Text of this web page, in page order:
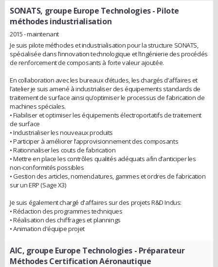
SONATS, groupe Europe Technologies- Pilote
méthodes industrialisation
2015 - maintenant
Je suis pilote méthodes et industrialisation pour la structure SONATS,
spécialisée dans l’innovation technologique et l’ingénierie des procédés
de renforcement de composants à forte valeur ajoutée.
En collaboration avec les bureaux d’études, les chargés d’affaires et
l’atelier je suis amené à industrialiser des équipements standards de
traitement de surface ainsi qu’optimiser le processus de fabrication de
machines spéciales.
• Fiabiliser et optimiser les équipements électroportatifs de traitement
de surface
• Industrialiser les nouveaux produits
• Participer à améliorer l’approvisionnement des composants
• Rationnaliser les couts de fabrication
• Mettre en place les contrôles qualités adéquats afin d’anticiper les
non-conformités possibles
• Gestion des articles, nomenclatures, gammes et ordres de fabrication
sur un ERP (Sage X3)
Je suis également chargé d'affaires sur des projets R&D Indus:
• Rédaction des programmes techniques
• Réalisation des chiffrages et plannings
• Animation d'équipe projet
AIC, groupe Europe Technologies- Préparateur
Méthodes Certification Aéronautique